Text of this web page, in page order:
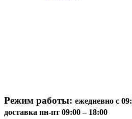
Режим работы: ежедневно с
доставка пн-пт 09:00 – 18:00